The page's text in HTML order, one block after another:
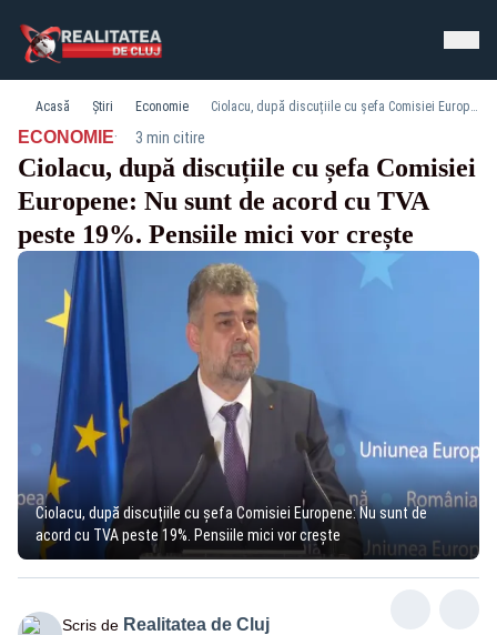
Acasă Știri Economie Ciolacu, după discuțiile cu șefa Comisiei Europene: Nu sunt de acord cu TVA peste 19%. Pensiile mici vor crește
ECONOMIE· 3 min citire
Ciolacu, după discuțiile cu șefa Comisiei
Europene: Nu sunt de acord cu TVA
peste 19%. Pensiile mici vor crește
Ciolacu, după discuțiile cu șefa Comisiei Europene: Nu sunt de
acord cu TVA peste 19%. Pensiile mici vor crește
Scris de Realitatea de Cluj